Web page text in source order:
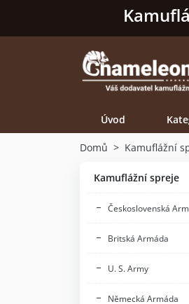
Úvod
Domů Kamuflážní
Kamuflážní spreje
Československá
Britská Armáda
U. S. Army
Německá Armáda